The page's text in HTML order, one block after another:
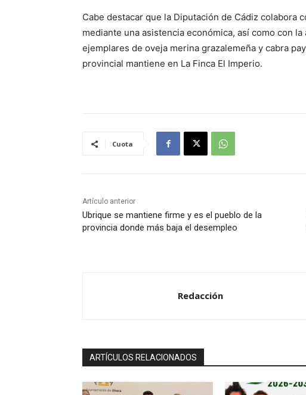
Cabe destacar que la Diputación de Cádiz colabora
mediante una asistencia económica, así como con
ejemplares de oveja merina grazalemeña y cabra
provincial mantiene en La Finca El Imperio.
Cuota
Artículo anterior
Ubrique se mantiene firme y es el pueblo de la
provincia donde más baja el desempleo
Redacción
ARTÍCULOS RELACIONADOS